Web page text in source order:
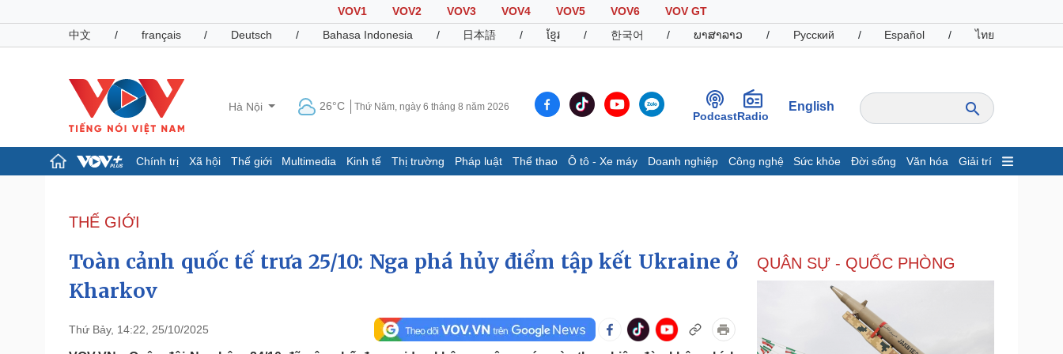
VOV1 VOV2 VOV3 VOV4 VOV5 VOV6
VOV GT
中文
/ français / Deutsch / Bahasa Indonesia / 日本語 / ខ្មែរ / 한국어 / ພາສາລາວ / Русский / Español / ไทย
Hà Nội 26°C Thứ Năm, ngày 6 tháng 8 năm 2026
PodcastRadio
English
Chính trị Xã hội Thế giới Multimedia Kinh tế Thị trường Pháp luật Thể thao Ô tô - Xe máy Doanh nghiệp Công nghệ Sức khỏe Đời sống Văn hóa Giải trí
Đảng
Tổ chức nhân sự
Nhận diện sự thật
Giáo dục
Dấu ấn VOV
Infographic
Chứng khoán
Pháp luật
Thể thao
Ô tô - Xe máy
Doanh nghiệp
Thông tin doanh nghiệp
Công nghệ
Sành điệu
THẾ GIỚI
Toàn cảnh quốc tế trưa 25/10: Nga phá hủy điểm tập kết Ukraine ở
Kharkov
Thứ Bảy, 14:22, 25/10/2025
QUÂN SỰ - QUỐC PHÒNG